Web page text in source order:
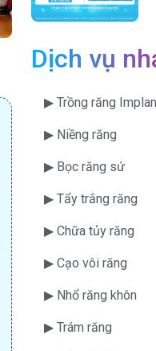
Dịch vụ
▶ Trồng răng
▶ Niềng răng
▶ Bọc răng sứ
▶ Tẩy trắng răng
▶ Chữa tủy răng
▶ Cạo vôi răng
▶ Nhổ răng khôn
▶ Trám răng